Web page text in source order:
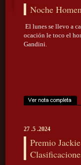
Noche
El lunes se llevo a
ocación le toco el
Gandini.
27 .5 .2024
Premio